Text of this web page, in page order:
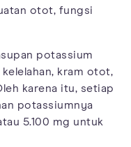
otot, fungsi
potassium
kram otot,
karena itu, setiap
potassiumnya
5.100 mg untuk